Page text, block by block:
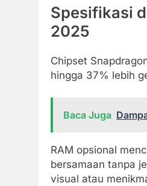
Spesifikasi
2025
Chipset
hingga 37% lebih
Baca Juga
RAM opsional
bersamaan tanpa
visual atau